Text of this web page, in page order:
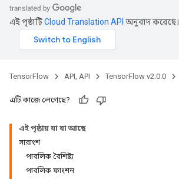
এই পৃষ্ঠাটিCloud Translation API অনুবাদ করেছে।
TensorFlow API, API TensorFlow v2.0.0
এটি কাজে লেগেছে?
এই পৃষ্ঠায় যা যা আছে
সারাংশ
পাবলিক বৈশিষ্ট্য
পাবলিক ফাংশন